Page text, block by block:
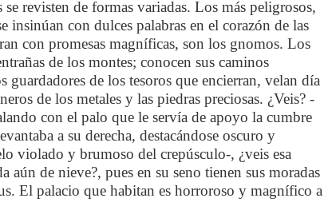
se revisten de formas variadas. Los más peligrosos,
insinúan con dulces palabras en el corazón de las
con promesas magníficas, son los gnomos. Los
de los montes; conocen sus caminos
guardadores de los tesoros que encierran, velan día
de los metales y las piedras preciosas. ¿Veis? -
con el palo que le servía de apoyo la cumbre
a su derecha, destacándose oscuro y
violado y brumoso del crepúsculo-, ¿veis esa
aún de nieve?, pues en su seno tienen sus moradas
El palacio que habitan es horroroso y magnífico a